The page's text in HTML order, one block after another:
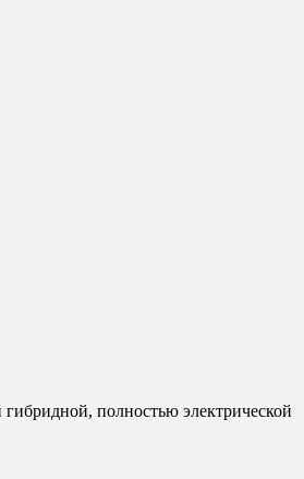
полностью электрической